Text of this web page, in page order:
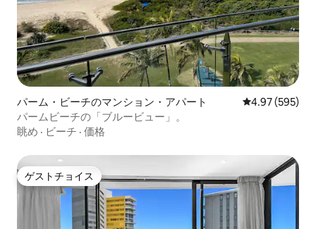
パーム・ビーチのマンション・アパート レビュー595
4.97 (595)
パームビーチの「ブルービュー」。
眺め · ビーチ · 価格
ゲストチョイス
ゲストチョイス